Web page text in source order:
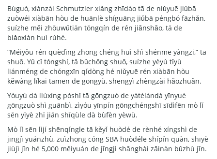
Bùguò, xiànzài Schmutzler xiǎng zhīdào tā de niǔyuē jiǔbā
zuòwéi xiàbān hòu de huānlè shíguāng jiǔbā péngbó fāzhǎn,
suízhe měi zhōuwǔtiān tōngqín de rén jiǎnshǎo, tā de
biǎoxiàn huì rúhé.
“Méiyǒu rén quèdìng zhōng chéng huì shì shénme yàngzi,” tā
shuō. Yǔ cǐ tóngshí, tā bǔchōng shuō, suízhe yèyú tǐyù
liánméng de chóngxīn qǐdòng hé niǔyuē rén xiàbān hòu
kěwàng líkāi tāmen de gōngyù, shēngyì zhèngzài hǎozhuǎn.
Yóuyú dà liúxíng pòshǐ tā gōngzuò de yàtèlándà yīnyuè
gōngzuò shì guānbì, zìyóu yīnpín gōngchéngshī sīdìfēn mò lǐ
sēn yīyè zhī jiān shīqùle dà bùfèn yèwù.
Mò lǐ sēn lìjí shēnqǐngle tā kěyǐ huòdé de rènhé xíngshì de
jīngjì yuánzhù, zuìzhōng cóng SBA huòdéle shípǐn quàn, shīyè
jiùjì jīn hé 5,000 měiyuán de jīngjì shānghài zāinàn bǔzhù jīn.